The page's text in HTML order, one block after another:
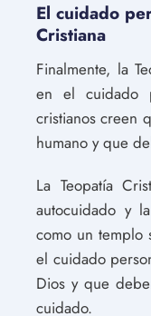
El cuidado
Cristiana
Finalmente, la
en el cuidado
cristianos creen
humano y que
La Teopatía
autocuidado y
como un templo
el cuidado
Dios y que
cuidado.